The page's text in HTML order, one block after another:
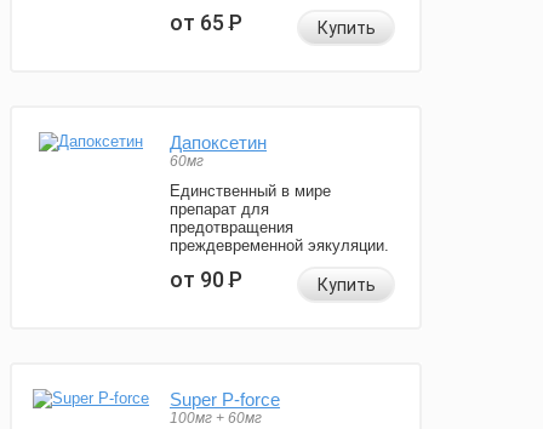
от 65Р Купить
Дапоксетин
60мг
Единственный в мире
препарат для
предотвращения
преждевременной эякуляции.
от 90Р Купить
Super P-force
100мг + 60мг